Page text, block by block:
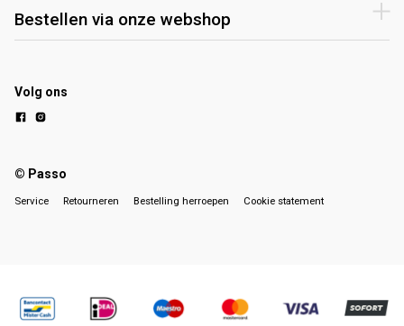
Bestellen via onze webshop
Volg ons
© Passo
Service Retourneren Bestelling herroepen Cookie statement